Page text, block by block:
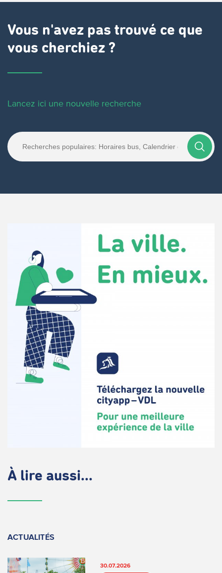
Vous n'avez pas trouvé ce que
vous cherchiez ?
Lancez ici une nouvelle recherche
À lire aussi...
ACTUALITÉS
30.07.2026